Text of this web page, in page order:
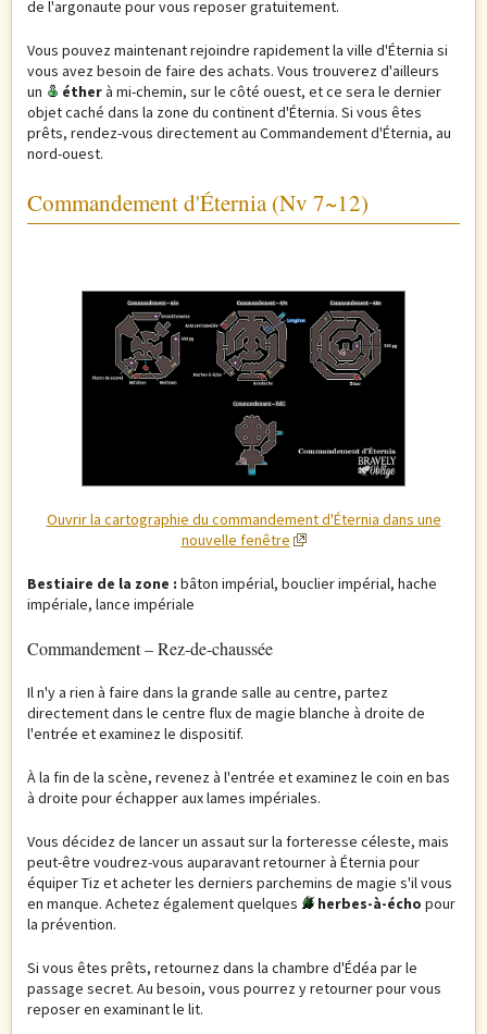
de l'argonaute pour vous reposer gratuitement.
Vous pouvez maintenant rejoindre rapidement la ville d'Éternia si
vous avez besoin de faire des achats. Vous trouverez d'ailleurs
un
étherà mi-chemin, sur le côté ouest, et ce sera le dernier
objet caché dans la zone du continent d'Éternia. Si vous êtes
prêts, rendez-vous directement au Commandement d'Éternia, au
nord-ouest.
Commandement d'Éternia (Nv 7~12)
Ouvrir la cartographie du commandement d'Éternia dans une
nouvelle fenêtre
Bestiaire de la zone : bâton impérial, bouclier impérial, hache
impériale, lance impériale
Commandement – Rez-de-chaussée
Il n'y a rien à faire dans la grande salle au centre, partez
directement dans le centre flux de magie blanche à droite de
l'entrée et examinez le dispositif.
À la fin de la scène, revenez à l'entrée et examinez le coin en bas
à droite pour échapper aux lames impériales.
Vous décidez de lancer un assaut sur la forteresse céleste, mais
peut-être voudrez-vous auparavant retourner à Éternia pour
équiper Tiz et acheter les derniers parchemins de magie s'il vous
en manque. Achetez également quelques
herbes-à-écho pour
la prévention.
Si vous êtes prêts, retournez dans la chambre d'Édéa par le
passage secret. Au besoin, vous pourrez y retourner pour vous
reposer en examinant le lit.